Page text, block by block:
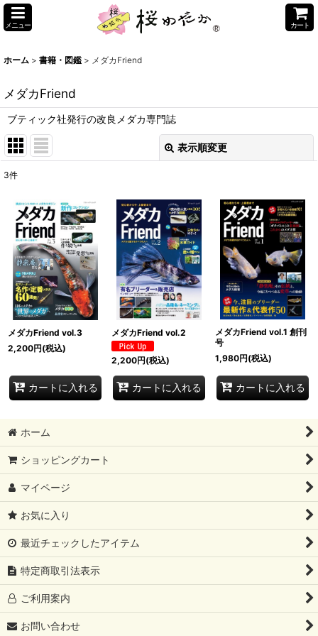
メニュー カート
ホーム > 書籍・図鑑 > メダカFriend
メダカFriend
ブティック社発行の改良メダカ専門誌
表示順変更
並び順:
絞り込む
3件
メダカFriend vol.3
2,200円(税込)
カートに入れる
メダカFriend vol.2
2,200円(税込)
カートに入れる
メダカFriend vol.1 創刊
号
1,980円(税込)
カートに入れる
ホーム
ショッピングカート
マイページ
お気に入り
最近チェックしたアイテム
特定商取引法表示
ご利用案内
お問い合わせ